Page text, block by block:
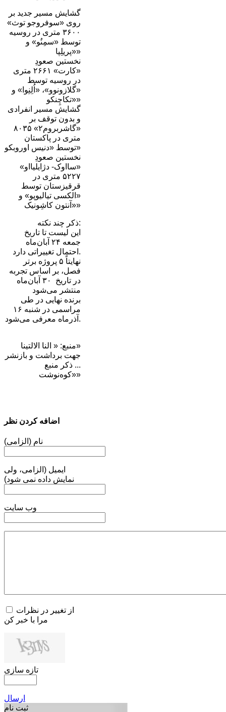
گشایش مسیر جدید بر
روی «سوفروجو توث»
۳۶۰۰ متری در روسیه
توسط «سمِنُو» و
«پریلِپا»
«کارت» ۲۶۶۱ متری
در روسیه توسط
«گلازونوو»، «اُلِنِوا» و
«تکاچِنکو»
گشایش مسیر انفرادی
و بدون توقف بر
«گاشربروم۲» ۸۰۳۵
متری در پاکستان
توسط «دنیس اوروبکو»
«سااوک- دژایلیااو»
۵۲۲۷ متری در
قرقیزستان توسط
«الکسی تیالیوپو» و
«آنتون کاشِونیک»
ذکر چند نکته:
جمعه ۲۴ آبان‌ماه
احتمال تغییراتی دارد.
نهایتاً ۵ پروژه برتر
فصل، بر اساس تجربه
در تاریخ ۳۰ آبان‌ماه
منتشر می‌شود
برنده نهایی در طی
مراسمی در شنبه ۱۶
آذرماه معرفی می‌شود.
منبع: « النا الالتینا»
جهت برداشت و بازنشر
... ذکر منبع
«کوه‌نوشت»
اضافه کردن نظر
نام (الزامی)
ایمیل (الزامی، ولی
نمایش داده نمی شود)
وب سایت
از تغییر در نظرات
مرا با خبر کن
تازه سازی
ارسال
ثبت نام